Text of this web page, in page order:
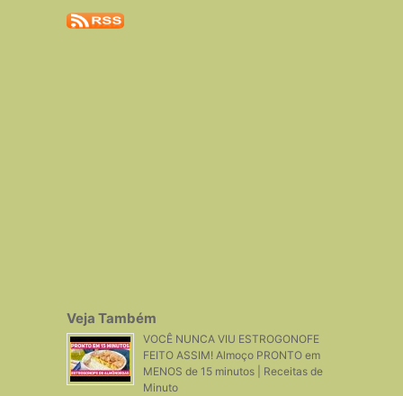
Veja Também
VOCÊ NUNCA VIU ESTROGONOFE
FEITO ASSIM! Almoço PRONTO em
MENOS de 15 minutos | Receitas de
Minuto